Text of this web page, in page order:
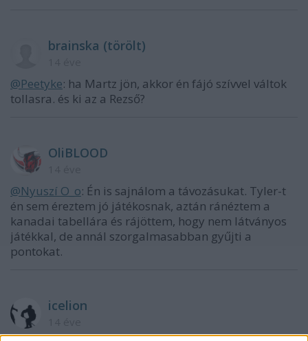
brainska (törölt)
@Peetyke: ha Martz jön, akkor én fájó szívvel váltok
tollasra. és ki az a Rezső?
OliBLOOD
@Nyuszí O_o: Én is sajnálom a távozásukat. Tyler-t
én sem éreztem jó játékosnak, aztán ránéztem a
kanadai tabellára és rájöttem, hogy nem látványos
játékkal, de annál szorgalmasabban gyűjti a
pontokat.
icelion